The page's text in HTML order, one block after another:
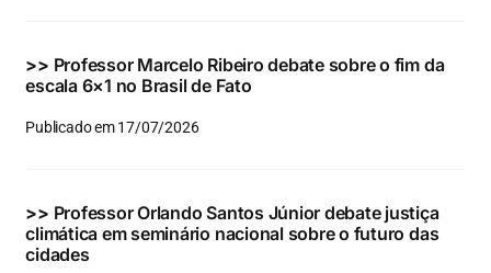
>> Professor Marcelo Ribeiro debate sobre o fim da
escala 6×1 no Brasil de Fato
Publicado em 17/07/2026
>> Professor Orlando Santos Júnior debate justiça
climática em seminário nacional sobre o futuro das
cidades